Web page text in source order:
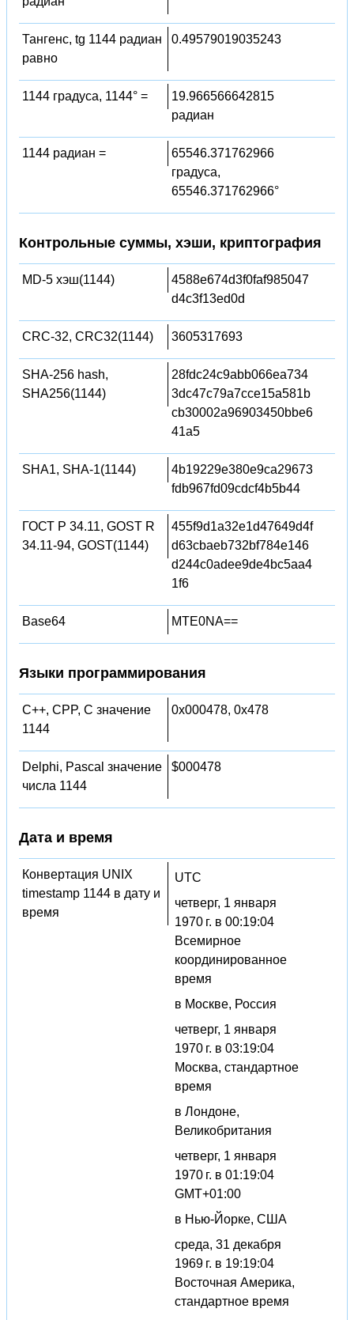
Тангенс, tg 1144 радиан
равно
0.49579019035243
1144 градуса, 1144° =
19.966566642815
радиан
1144 радиан =
65546.371762966
градуса,
65546.371762966°
Контрольные суммы, хэши, криптография
MD-5 хэш(1144)
4588e674d3f0faf985047
d4c3f13ed0d
CRC-32, CRC32(1144) 3605317693
SHA-256 hash,
SHA256(1144)
28fdc24c9abb066ea734
3dc47c79a7cce15a581b
cb30002a96903450bbe6
41a5
SHA1, SHA-1(1144)
4b19229e380e9ca29673
fdb967fd09cdcf4b5b44
ГОСТ Р 34.11, GOST R
34.11-94, GOST(1144)
455f9d1a32e1d47649d4f
d63cbaeb732bf784e146
d244c0adee9de4bc5aa4
1f6
Base64 MTE0NA==
Языки программирования
C++, CPP, C значение
1144
0x000478, 0x478
Delphi, Pascal значение
числа 1144
$000478
Дата и время
Конвертация UNIX
timestamp 1144 в дату и
время
UTC
четверг, 1 января
1970 г. в 00:19:04
Всемирное
координированное
время
в Москве, Россия
четверг, 1 января
1970 г. в 03:19:04
Москва, стандартное
время
в Лондоне,
Великобритания
четверг, 1 января
1970 г. в 01:19:04
GMT+01:00
в Нью-Йорке, США
среда, 31 декабря
1969 г. в 19:19:04
Восточная Америка,
стандартное время